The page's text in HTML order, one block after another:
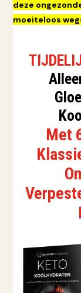
deze
moeiteloos
Met